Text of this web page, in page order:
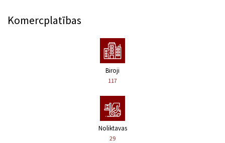
Komercplatības
Biroji
117
Noliktavas
29